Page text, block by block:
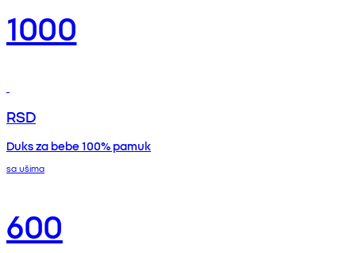
1000
RSD
Duks za bebe 100% pamuk
sa ušima
600